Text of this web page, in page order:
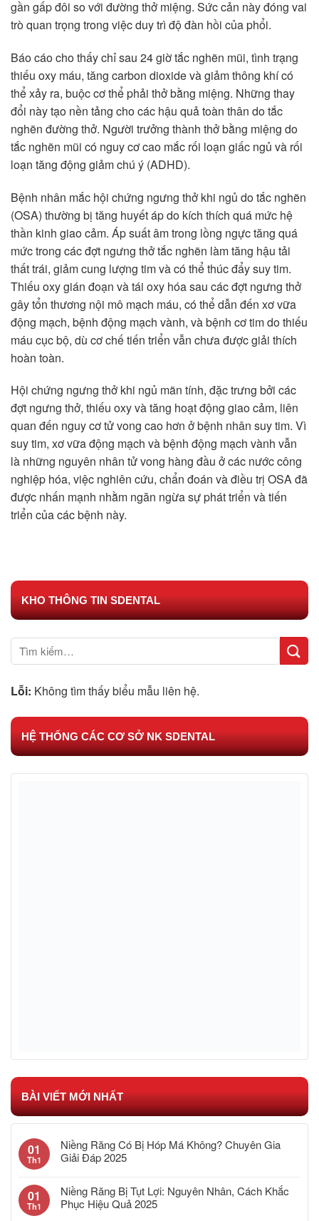
gần gấp đôi so với đường thở miệng. Sức cản này đóng vai
trò quan trọng trong việc duy trì độ đàn hồi của phổi.
Báo cáo cho thấy chỉ sau 24 giờ tắc nghẽn mũi, tình trạng
thiếu oxy máu, tăng carbon dioxide và giảm thông khí có
thể xảy ra, buộc cơ thể phải thở bằng miệng. Những thay
đổi này tạo nền tảng cho các hậu quả toàn thân do tắc
nghẽn đường thở. Người trưởng thành thở bằng miệng do
tắc nghẽn mũi có nguy cơ cao mắc rối loạn giấc ngủ và rối
loạn tăng động giảm chú ý (ADHD).
Bệnh nhân mắc hội chứng ngưng thở khi ngủ do tắc nghẽn
(OSA) thường bị tăng huyết áp do kích thích quá mức hệ
thần kinh giao cảm. Áp suất âm trong lồng ngực tăng quá
mức trong các đợt ngưng thở tắc nghẽn làm tăng hậu tải
thất trái, giảm cung lượng tim và có thể thúc đẩy suy tim.
Thiếu oxy gián đoạn và tái oxy hóa sau các đợt ngưng thở
gây tổn thương nội mô mạch máu, có thể dẫn đến xơ vữa
động mạch, bệnh động mạch vành, và bệnh cơ tim do thiếu
máu cục bộ, dù cơ chế tiến triển vẫn chưa được giải thích
hoàn toàn.
Hội chứng ngưng thở khi ngủ mãn tính, đặc trưng bởi các
đợt ngưng thở, thiếu oxy và tăng hoạt động giao cảm, liên
quan đến nguy cơ tử vong cao hơn ở bệnh nhân suy tim. Vì
suy tim, xơ vữa động mạch và bệnh động mạch vành vẫn
là những nguyên nhân tử vong hàng đầu ở các nước công
nghiệp hóa, việc nghiên cứu, chẩn đoán và điều trị OSA đã
được nhấn mạnh nhằm ngăn ngừa sự phát triển và tiến
triển của các bệnh này.
KHO THÔNG TIN SDENTAL
Lỗi: Không tìm thấy biểu mẫu liên hệ.
HỆ THỐNG CÁC CƠ SỞ NK SDENTAL
BÀI VIẾT MỚI NHẤT
01
Th1
Niềng Răng Có Bị Hóp Má Không? Chuyên Gia
Giải Đáp 2025
01
Th1
Niềng Răng Bị Tụt Lợi: Nguyên Nhân, Cách Khắc
Phục Hiệu Quả 2025